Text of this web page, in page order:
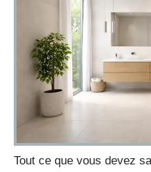
Tout ce que vous devez